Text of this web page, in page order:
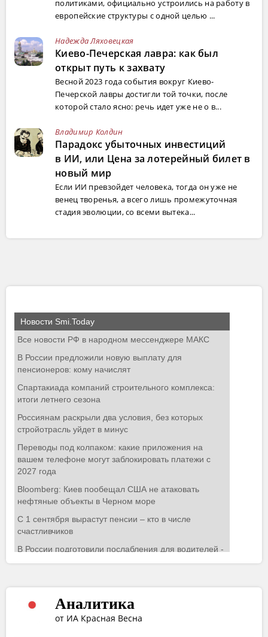
политиками, официально устроились на работу в
европейские структуры с одной целью ...
Надежда Ляховецкая
Киево-Печерская лавра: как был
открыт путь к захвату
Весной 2023 года события вокруг Киево-
Печерской лавры достигли той точки, после
которой стало ясно: речь идет уже не о в...
Владимир Колдин
Парадокс убыточных инвестиций
в ИИ, или Цена за лотерейный билет в
новый мир
Если ИИ превзойдет человека, тогда он уже не
венец творенья, а всего лишь промежуточная
стадия эволюции, со всеми вытека...
Аналитика
от ИА Красная Весна